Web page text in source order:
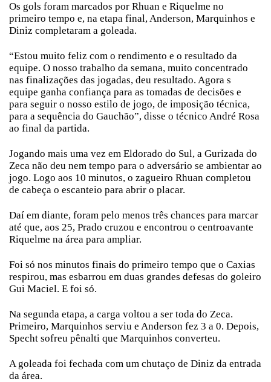
Os gols foram marcados por Rhuan e Riquelme no
primeiro tempo e, na etapa final, Anderson, Marquinhos e
Diniz completaram a goleada.
“Estou muito feliz com o rendimento e o resultado da
equipe. O nosso trabalho da semana, muito concentrado
nas finalizações das jogadas, deu resultado. Agora s
equipe ganha confiança para as tomadas de decisões e
para seguir o nosso estilo de jogo, de imposição técnica,
para a sequência do Gauchão”, disse o técnico André Rosa
ao final da partida.
Jogando mais uma vez em Eldorado do Sul, a Gurizada do
Zeca não deu nem tempo para o adversário se ambientar ao
jogo. Logo aos 10 minutos, o zagueiro Rhuan completou
de cabeça o escanteio para abrir o placar.
Daí em diante, foram pelo menos três chances para marcar
até que, aos 25, Prado cruzou e encontrou o centroavante
Riquelme na área para ampliar.
Foi só nos minutos finais do primeiro tempo que o Caxias
respirou, mas esbarrou em duas grandes defesas do goleiro
Gui Maciel. E foi só.
Na segunda etapa, a carga voltou a ser toda do Zeca.
Primeiro, Marquinhos serviu e Anderson fez 3 a 0. Depois,
Specht sofreu pênalti que Marquinhos converteu.
A goleada foi fechada com um chutaço de Diniz da entrada
da área.